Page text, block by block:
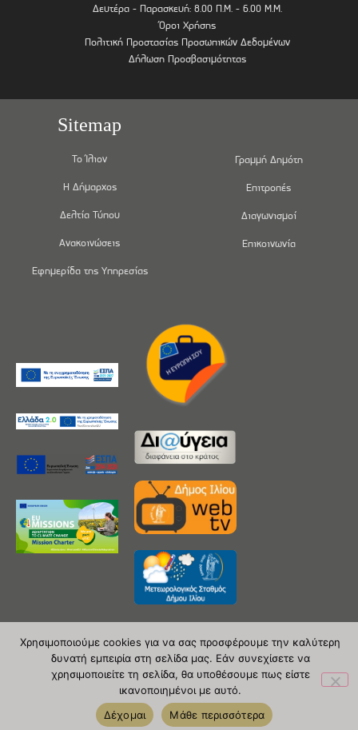
Δευτέρα - Παρασκευή: 8.00 Π.Μ. - 6.00 Μ.Μ.
Όροι Χρήσης
Πολιτική Προστασίας Προσωπικών Δεδομένων
Δήλωση Προσβασιμότητας
Sitemap
Το Ίλιον
Η Δήμαρχος
Δελτία Τύπου
Ανακοινώσεις
Εφημερίδα της Υπηρεσίας
Γραμμή Δημότη
Επιτροπές
Διαγωνισμοί
Επικοινωνία
Copyright 2020 © Δήμος Ιλίου
| powered by Evolutionprojects
Χρησιμοποιούμε cookies για να σας προσφέρουμε την καλύτερη
δυνατή εμπειρία στη σελίδα μας. Εάν συνεχίσετε να
χρησιμοποιείτε τη σελίδα, θα υποθέσουμε πως είστε
ικανοποιημένοι με αυτό.
Δέχομαι
Μάθε περισσότερα